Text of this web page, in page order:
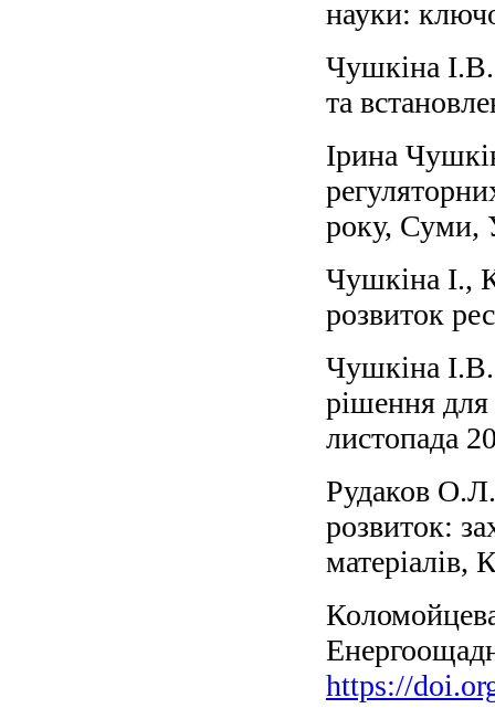
науки:
Чушкіна
та
Ірина
року, Суми,
Чушкіна І.,
розвиток
Чушкіна
рішення для
листопада
Рудаков
розвиток:
https://